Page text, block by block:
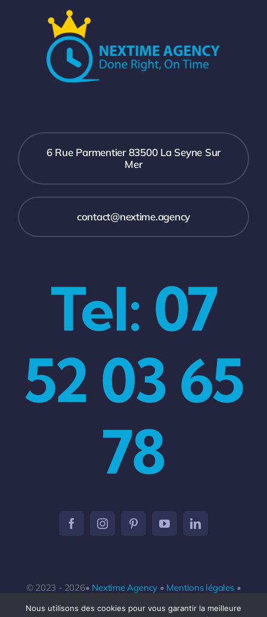
6 Rue Parmentier 83500 La Seyne Sur
Mer
contact@nextime.agency
Tel: 07
52 03 65
78
© 2023 - 2026• Nextime Agency • Mentions légales•
Nous utilisons des cookies pour vous garantir la meilleure